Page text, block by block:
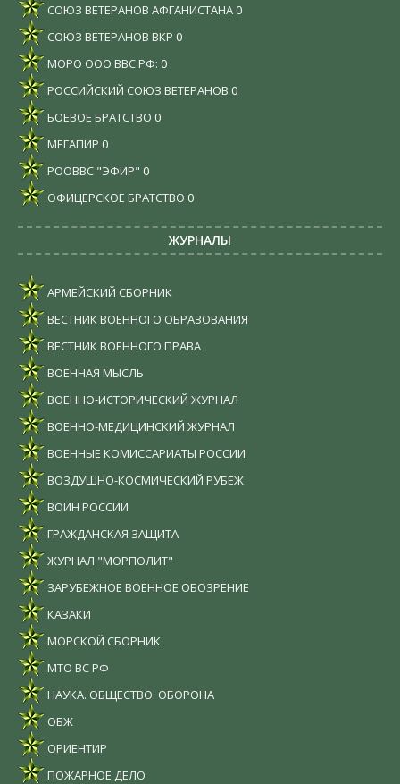
СОЮЗ ВЕТЕРАНОВ АФГАНИСТАНА 0
СОЮЗ ВЕТЕРАНОВ ВКР 0
МОРО ООО ВВС РФ: 0
РОССИЙСКИЙ СОЮЗ ВЕТЕРАНОВ 0
БОЕВОЕ БРАТСТВО 0
МЕГАПИР 0
РООВВС "ЭФИР" 0
ОФИЦЕРСКОЕ БРАТСТВО 0
ЖУРНАЛЫ
АРМЕЙСКИЙ СБОРНИК
ВЕСТНИК ВОЕННОГО ОБРАЗОВАНИЯ
ВЕСТНИК ВОЕННОГО ПРАВА
ВОЕННАЯ МЫСЛЬ
ВОЕННО-ИСТОРИЧЕСКИЙ ЖУРНАЛ
ВОЕННО-МЕДИЦИНСКИЙ ЖУРНАЛ
ВОЕННЫЕ КОМИССАРИАТЫ РОССИИ
ВОЗДУШНО-КОСМИЧЕСКИЙ РУБЕЖ
ВОИН РОССИИ
ГРАЖДАНСКАЯ ЗАЩИТА
ЖУРНАЛ "МОРПОЛИТ"
ЗАРУБЕЖНОЕ ВОЕННОЕ ОБОЗРЕНИЕ
КАЗАКИ
МОРСКОЙ СБОРНИК
МТО ВС РФ
НАУКА. ОБЩЕСТВО. ОБОРОНА
ОБЖ
ОРИЕНТИР
ПОЖАРНОЕ ДЕЛО